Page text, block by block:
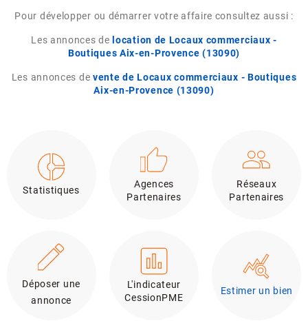
Pour développer ou démarrer votre affaire consultez aussi :
Les annonces de location de Locaux commerciaux -
Boutiques Aix-en-Provence (13090)
Les annonces de vente de Locaux commerciaux - Boutiques
Aix-en-Provence (13090)
Statistiques
Agences
Partenaires
Réseaux
Partenaires
Déposer une
annonce
L'indicateur
CessionPME
Estimer un bien